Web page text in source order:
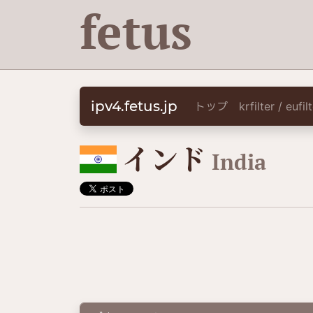
fetus
ipv4.fetus.jp トップ krfilter /
🇮🇳 インド India